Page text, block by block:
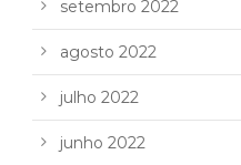
setembro 2022
agosto 2022
julho 2022
junho 2022